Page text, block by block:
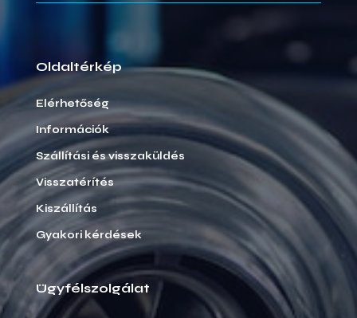
Oldaltérkép
Elérhetőség
Információk
Szállítási és visszaküldés
Visszatérítés
Kiszállítás
Gyakori kérdések
Ügyfélszolgálat